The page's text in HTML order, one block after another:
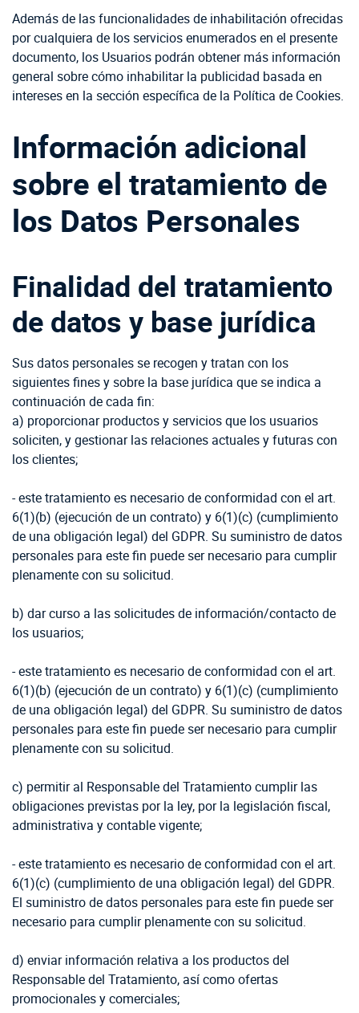
Además de las funcionalidades de inhabilitación ofrecidas
por cualquiera de los servicios enumerados en el presente
documento, los Usuarios podrán obtener más información
general sobre cómo inhabilitar la publicidad basada en
intereses en la sección específica de la Política de Cookies.
Información adicional
sobre el tratamiento de
los Datos Personales
Finalidad del tratamiento
de datos y base jurídica
Sus datos personales se recogen y tratan con los
siguientes fines y sobre la base jurídica que se indica a
continuación de cada fin:
a) proporcionar productos y servicios que los usuarios
soliciten, y gestionar las relaciones actuales y futuras con
los clientes;
- este tratamiento es necesario de conformidad con el art.
6(1)(b) (ejecución de un contrato) y 6(1)(c) (cumplimiento
de una obligación legal) del GDPR. Su suministro de datos
personales para este fin puede ser necesario para cumplir
plenamente con su solicitud.
b) dar curso a las solicitudes de información/contacto de
los usuarios;
- este tratamiento es necesario de conformidad con el art.
6(1)(b) (ejecución de un contrato) y 6(1)(c) (cumplimiento
de una obligación legal) del GDPR. Su suministro de datos
personales para este fin puede ser necesario para cumplir
plenamente con su solicitud.
c) permitir al Responsable del Tratamiento cumplir las
obligaciones previstas por la ley, por la legislación fiscal,
administrativa y contable vigente;
- este tratamiento es necesario de conformidad con el art.
6(1)(c) (cumplimiento de una obligación legal) del GDPR.
El suministro de datos personales para este fin puede ser
necesario para cumplir plenamente con su solicitud.
d) enviar información relativa a los productos del
Responsable del Tratamiento, así como ofertas
promocionales y comerciales;